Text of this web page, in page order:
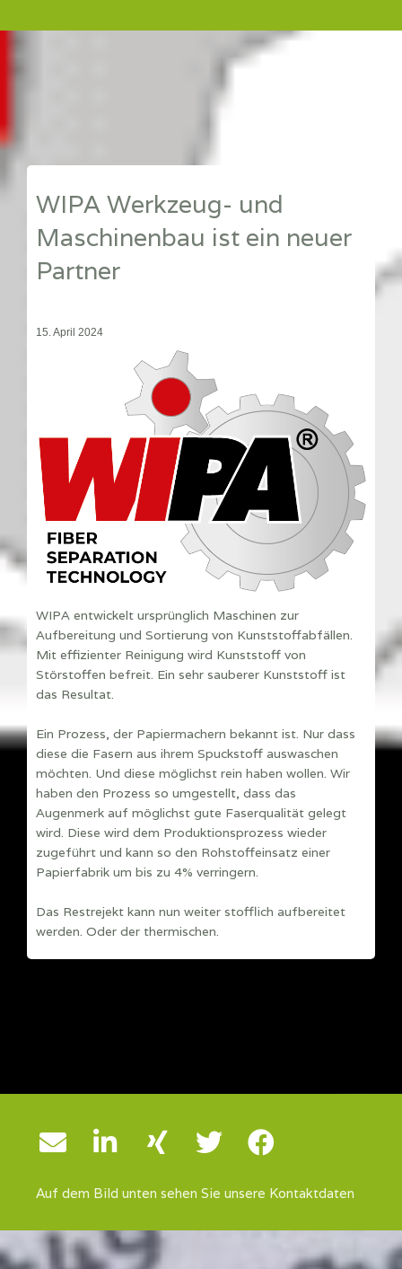
WIPA Werkzeug- und
Maschinenbau ist ein neuer
Partner
15. April 2024
WIPA entwickelt ursprünglich Maschinen zur
Aufbereitung und Sortierung von Kunststoffabfällen.
Mit effizienter Reinigung wird Kunststoff von
Störstoffen befreit. Ein sehr sauberer Kunststoff ist
das Resultat.
Ein Prozess, der Papiermachern bekannt ist. Nur dass
diese die Fasern aus ihrem Spuckstoff auswaschen
möchten. Und diese möglichst rein haben wollen. Wir
haben den Prozess so umgestellt, dass das
Augenmerk auf möglichst gute Faserqualität gelegt
wird. Diese wird dem Produktionsprozess wieder
zugeführt und kann so den Rohstoffeinsatz einer
Papierfabrik um bis zu 4% verringern.
Das Restrejekt kann nun weiter stofflich aufbereitet
werden. Oder der thermischen.
Auf dem Bild unten sehen Sie unsere Kontaktdaten